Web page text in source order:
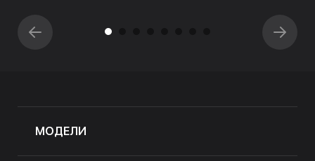
МОДЕЛИ